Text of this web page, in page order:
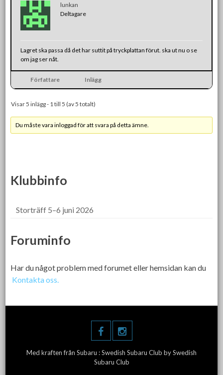
lunkan
Deltagare
Lagret ska passa då det har suttit på tryckplattan förut. ska ut nu o se
om jag ser nåt.
Författare Inlägg
Visar 5 inlägg - 1 till 5 (av 5 totalt)
Du måste vara inloggad för att svara på detta ämne.
Klubbinfo
Storträff 5–6 juni 2026
Foruminfo
Har du något problem med forumet eller hemsidan kan du
Kontakta oss.
Med kraften från Subaru :Swedish Subaru Club by Swedish
Subaru Club